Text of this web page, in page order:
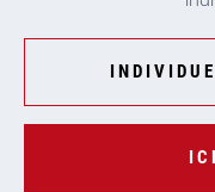
„Klumpat, der
den achtsamen
hat. Gemeinsam
Die Kinder hatten die
teilen, Fragen zu